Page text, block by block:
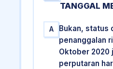
TANGGAL
A
Bukan, status
penanggalan
Oktober 2020
perputaran